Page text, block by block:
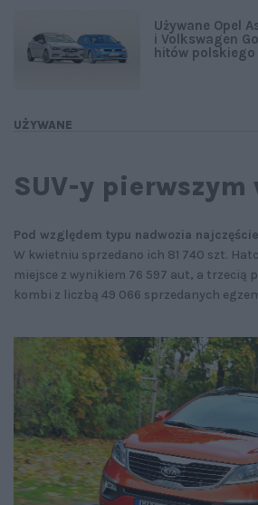
UŻYWANE
Używane Opel
i Volkswagen
hitów
SUV-y pierwszym
Pod względem typu nadwozia
W kwietniu sprzedano ich 81 740 szt.
miejsce z wynikiem 76 597 aut, a trzecią
kombi z liczbą 49 066 sprzedanych